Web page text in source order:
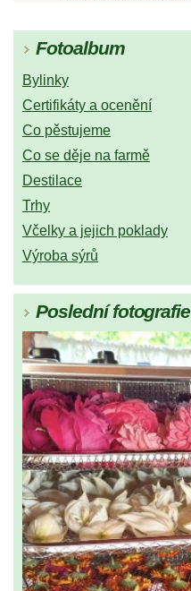
Fotoalbum
Bylinky
Certifikáty a ocenění
Co pěstujeme
Co se děje na farmě
Destilace
Trhy
Včelky a jejich poklady
Výroba sýrů
Poslední fotografie